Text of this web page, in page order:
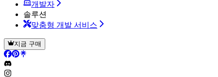
개발자
솔루션
맞춤형 개발 서비스
지금 구매